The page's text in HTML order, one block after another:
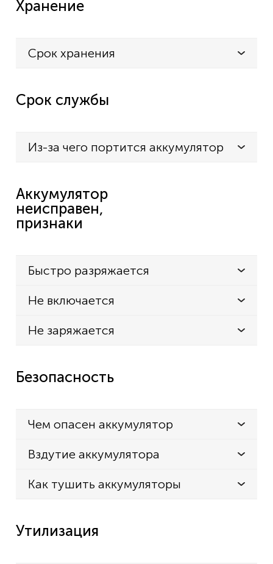
Хранение
Срок хранения
Срок службы
Из-за чего портится аккумулятор
Аккумулятор
неисправен,
признаки
Быстро разряжается
Не включается
Не заряжается
Безопасность
Чем опасен аккумулятор
Вздутие аккумулятора
Как тушить аккумуляторы
Утилизация